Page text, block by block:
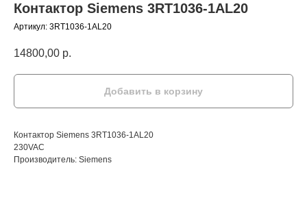
Контактор Siemens 3RT1036-1AL20
Артикул: 3RT1036-1AL20
14800,00 р.
Добавить в корзину
Контактор Siemens 3RT1036-1AL20
230VAC
Производитель: Siemens